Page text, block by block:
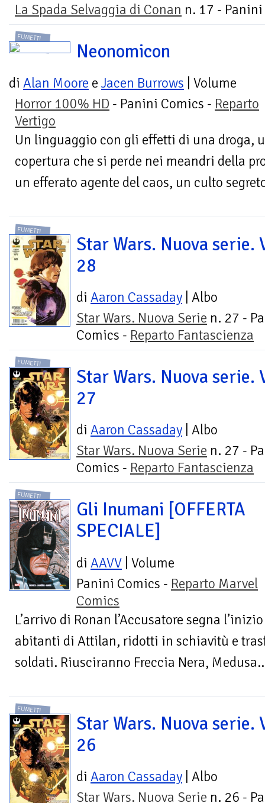
La Spada Selvaggia di Conan n. 17 -
FUMETTI
Neonomicon
di Alan Moore e Jacen Burrows | Volume
Horror 100% HD - Panini Comics - Reparto
Vertigo
Un linguaggio con gli effetti di una droga,
copertura che si perde nei meandri della
un efferato agente del caos, un culto
FUMETTI
Star Wars. Nuova serie.
28
di Aaron Cassaday | Albo
Star Wars. Nuova Serie n. 27 -
Comics - Reparto Fantascienza
FUMETTI
Star Wars. Nuova serie.
27
di Aaron Cassaday | Albo
Star Wars. Nuova Serie n. 27 -
Comics - Reparto Fantascienza
FUMETTI
Gli Inumani [OFFERTA
SPECIALE]
di AAVV | Volume
Panini Comics - Reparto Marvel
Comics
L’arrivo di Ronan l’Accusatore segna
abitanti di Attilan, ridotti in schiavitù e
soldati. Riusciranno Freccia Nera,
FUMETTI
Star Wars. Nuova serie.
26
di Aaron Cassaday | Albo
Star Wars. Nuova Serie n. 26 -